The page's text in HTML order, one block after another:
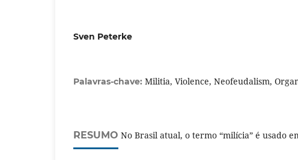
Sven Peterke
Palavras-chave: Militia, Violence, Neofeudalism,
RESUMO No Brasil atual, o termo “milícia” é usado